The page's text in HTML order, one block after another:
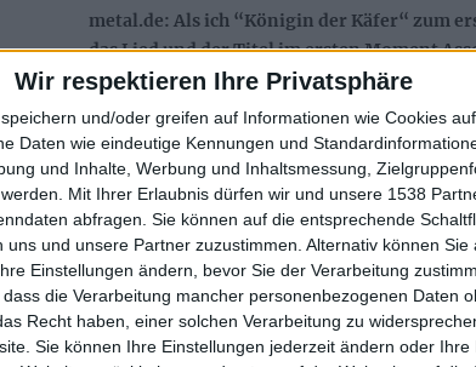
Wir respektieren Ihre Privatsphäre
und/oder greifen auf Informationen wie Cookies
Daten wie eindeutige Kennungen und
und Inhalte, Werbung und Inhaltsmessung,
Mit Ihrer Erlaubnis dürfen wir und unsere 1538
abfragen. Sie können auf die entsprechende
und unsere Partner zuzustimmen. Alternativ können Sie
Einstellungen ändern, bevor Sie der Verarbeitung
die Verarbeitung mancher personenbezogenen Daten
Recht haben, einer solchen Verarbeitung zu
Sie können Ihre Einstellungen jederzeit ändern oder Ihre
metal.de: Als ich “Königin der Käfer“ zum
das Lied und der Titel im ersten Moment
TRAUM. War das gewollt? Ist das eine
Augenzwinkern oder reiner Zufall?
Also wenn es jemanden auf der Welt gibt, der
kennt, dann sind es meine Kollegen und ich.
haben uns bislang noch nie damit
Fans kommentiert, aber es hat mit SAMSAS
In dem Song geht es ja um Mobbing.